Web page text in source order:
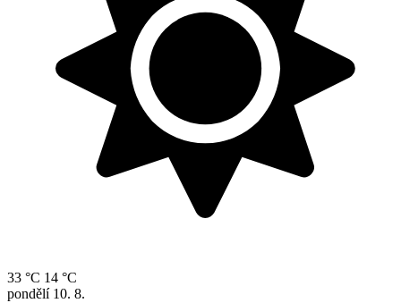
33 °C 14 °C
pondělí 10. 8.